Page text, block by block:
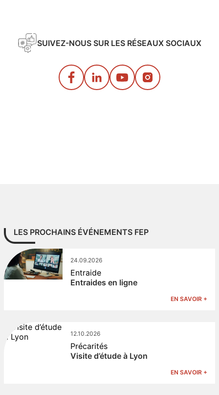
SUIVEZ-NOUS SUR LES RÉSEAUX SOCIAUX
LES PROCHAINS ÉVÉNEMENTS FEP
24.09.2026
Entraide
Entraides en ligne
EN SAVOIR +
12.10.2026
Précarités
Visite d’étude à Lyon
EN SAVOIR +